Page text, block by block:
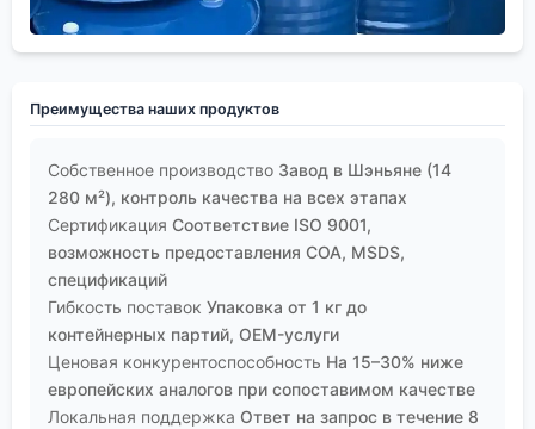
Преимущества наших продуктов
Собственное производство Завод в Шэньяне (14
280 м²), контроль качества на всех этапах
Сертификация Соответствие ISO 9001,
возможность предоставления COA, MSDS,
спецификаций
Гибкость поставок Упаковка от 1 кг до
контейнерных партий, OEM-услуги
Ценовая конкурентоспособность На 15–30% ниже
европейских аналогов при сопоставимом качестве
Локальная поддержка Ответ на запрос в течение 8